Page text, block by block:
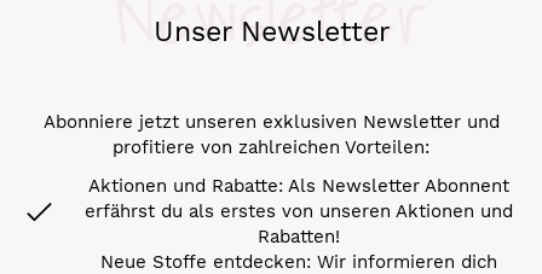
Unser Newsletter
Abonniere jetzt unseren exklusiven Newsletter und
profitiere von zahlreichen Vorteilen:
Aktionen und Rabatte: Als Newsletter Abonnent
erfährst du als erstes von unseren Aktionen und
Rabatten!
Neue Stoffe entdecken: Wir informieren dich